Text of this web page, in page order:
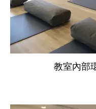
教室內部